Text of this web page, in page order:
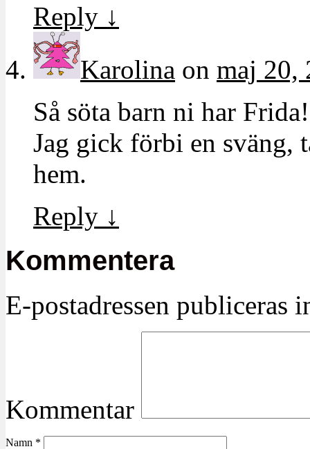
Reply ↓
Karolina on maj 20,
Så söta barn ni har Frida!
Jag gick förbi en sväng,
hem.
Reply ↓
Kommentera
E-postadressen publiceras
Kommentar
Namn *